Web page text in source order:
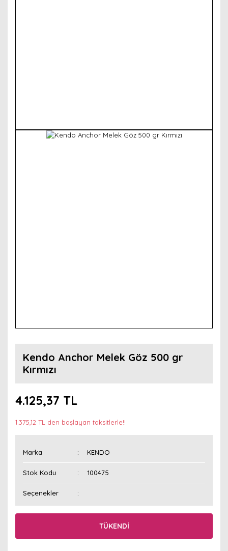
Kendo Anchor Melek Göz 500 gr
Kırmızı
4.125,37 TL
1.375,12 TL den başlayan taksitlerle!!
Marka KENDO
Stok Kodu 100475
Seçenekler
TÜKENDİ